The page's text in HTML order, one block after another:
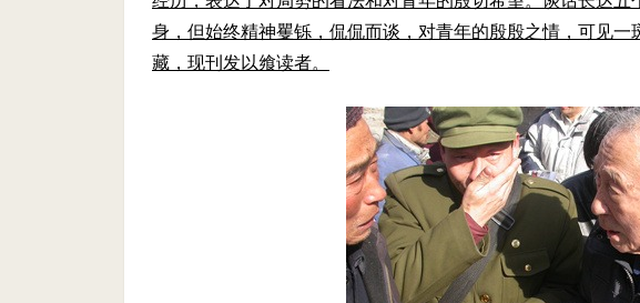
身，但始终精神矍铄，侃侃而谈，对青年的殷殷之情，可见
藏，现刊发以飨读者。